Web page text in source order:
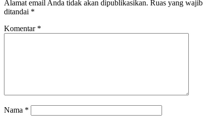
Alamat email Anda tidak akan dipublikasikan. Ruas yang wajib
ditandai *
Komentar *
Nama *